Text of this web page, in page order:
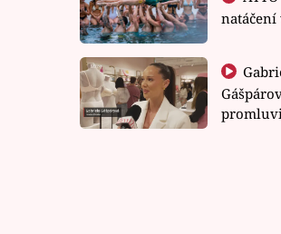
natáčení
Gabriela